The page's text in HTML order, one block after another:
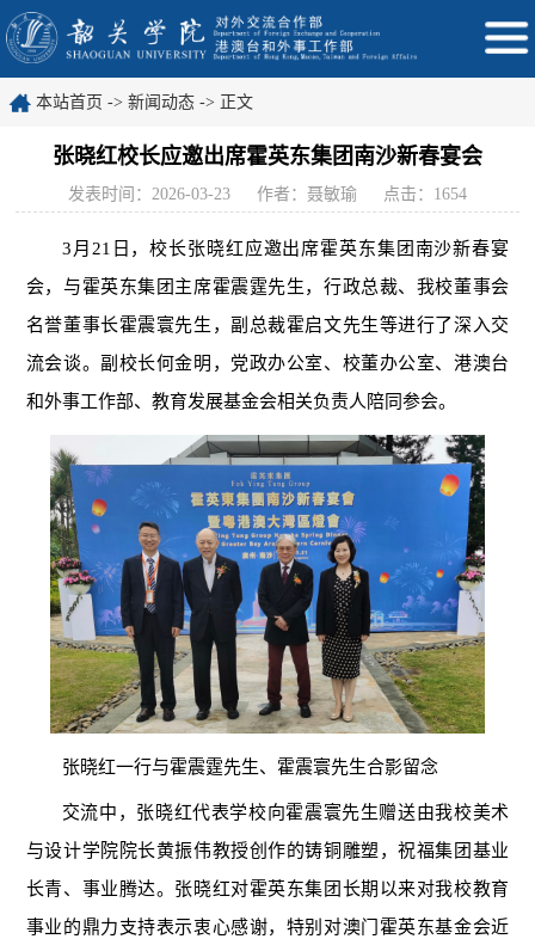
本站首页 -> 新闻动态 -> 正文
张晓红校长应邀出席霍英东集团南沙新春宴会
发表时间：2026-03-23 作者：聂敏瑜 点击： 1654
3月21日，校长张晓红应邀出席霍英东集团南沙新春宴
会，与霍英东集团主席霍震霆先生，行政总裁、我校董事会
名誉董事长霍震寰先生，副总裁霍启文先生等进行了深入交
流会谈。副校长何金明，党政办公室、校董办公室、港澳台
和外事工作部、教育发展基金会相关负责人陪同参会。
张晓红一行与霍震霆先生、霍震寰先生合影留念
交流中，张晓红代表学校向霍震寰先生赠送由我校美术
与设计学院院长黄振伟教授创作的铸铜雕塑，祝福集团基业
长青、事业腾达。张晓红对霍英东集团长期以来对我校教育
事业的鼎力支持表示衷心感谢，特别对澳门霍英东基金会近